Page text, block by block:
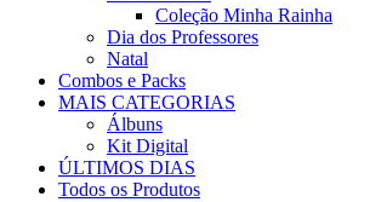
Coleção Minha Rainha
Dia dos Professores
Natal
Combos e Packs
MAIS CATEGORIAS
Álbuns
Kit Digital
ÚLTIMOS DIAS
Todos os Produtos